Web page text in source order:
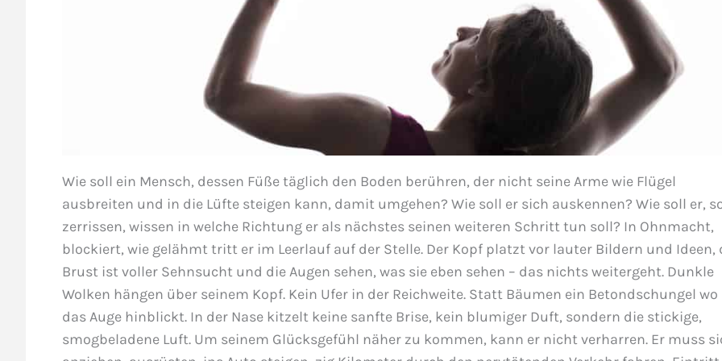
Wie soll ein Mensch, dessen Füße täglich den Boden berühren, der nicht seine Arme wie Flügel
ausbreiten und in die Lüfte steigen kann, damit umgehen? Wie soll er sich auskennen? Wie soll er,
zerrissen, wissen in welche Richtung er als nächstes seinen weiteren Schritt tun soll? In Ohnmacht,
blockiert, wie gelähmt tritt er im Leerlauf auf der Stelle. Der Kopf platzt vor lauter Bildern und Ideen,
Brust ist voller Sehnsucht und die Augen sehen, was sie eben sehen – das nichts weitergeht. Dunkle
Wolken hängen über seinem Kopf. Kein Ufer in der Reichweite. Statt Bäumen ein Betondschungel wo
das Auge hinblickt. In der Nase kitzelt keine sanfte Brise, kein blumiger Duft, sondern die stickige,
smogbeladene Luft. Um seinem Glücksgefühl näher zu kommen, kann er nicht verharren. Er muss